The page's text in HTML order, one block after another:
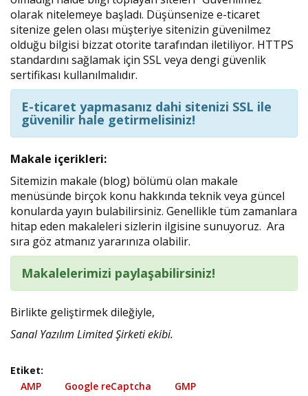
olarak nitelemeye başladı. Düşünsenize e-ticaret
sitenize gelen olası müşteriye sitenizin güvenilmez
olduğu bilgisi bizzat otorite tarafından iletiliyor. HTTPS
standardını sağlamak için SSL veya dengi güvenlik
sertifikası kullanılmalıdır.
E-ticaret yapmasanız dahi sitenizi SSL ile
güvenilir hale getirmelisiniz!
Makale içerikleri:
Sitemizin makale (blog) bölümü olan makale
menüsünde birçok konu hakkında teknik veya güncel
konularda yayın bulabilirsiniz. Genellikle tüm zamanlara
hitap eden makaleleri sizlerin ilgisine sunuyoruz. Ara
sıra göz atmanız yararınıza olabilir.
Makalelerimizi paylaşabilirsiniz!
Birlikte geliştirmek dileğiyle,
Sanal Yazılım Limited Şirketi ekibi.
Etiket:
AMP
Google reCaptcha
GMP